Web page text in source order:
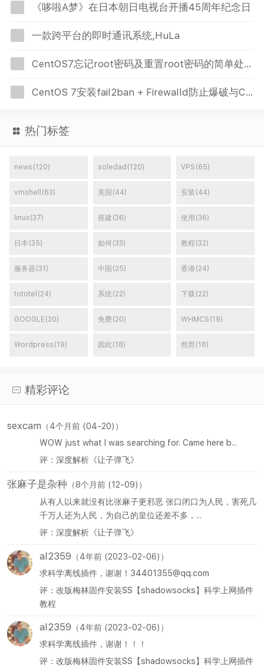
《哆啦A梦》在日本朝日电视台开播45周年纪念日
一款跨平台的即时通讯系统,HuLa
CentOS7忘记root密码及重置root密码的简单处理方法
CentOS 7安装fail2ban + Firewalld防止爆破与CC攻击
热门标签
news(120) soledad(120) VPS(65)
vmshell(63) 美国(44) 安装(44)
linux(37) 搭建(36) 使用(36)
日本(35) 如何(33) 教程(32)
服务器(31) 中国(25) 香港(24)
tototel(24) 系统(22) 下载(22)
GOOGLE(20) 免费(20) WHMCS(19)
Wordpress(19) 因此(18) 然而(18)
精彩评论
sexcam （4个月前 (04-20)）
WOW just what I was searching for. Came here b...
评：深度解析《让子弹飞》
张麻子是杂种 （8个月前 (12-09)）
从有人以来就没有比张麻子更邪恶 张口闭口为人民，害死几
千万人还为人民，为自己的皇位还差不多，...
评：深度解析《让子弹飞》
al2359 （4年前 (2023-02-06)）
求科学离线插件，谢谢！34401355@qq.com
评：改版梅林固件安装SS【shadowsocks】科学上网插件
教程
al2359 （4年前 (2023-02-06)）
求科学离线插件，谢谢！！！
评：改版梅林固件安装SS【shadowsocks】科学上网插件